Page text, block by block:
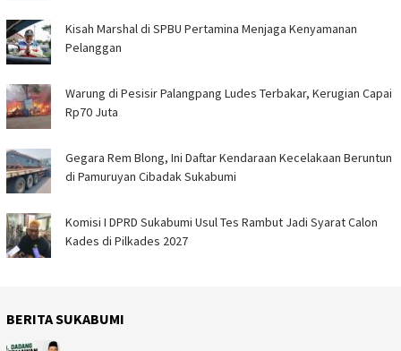
Kisah Marshal di SPBU Pertamina Menjaga Kenyamanan
Pelanggan
Warung di Pesisir Palangpang Ludes Terbakar, Kerugian Capai
Rp70 Juta
Gegara Rem Blong, Ini Daftar Kendaraan Kecelakaan Beruntun
di Pamuruyan Cibadak Sukabumi
Komisi I DPRD Sukabumi Usul Tes Rambut Jadi Syarat Calon
Kades di Pilkades 2027
BERITA SUKABUMI